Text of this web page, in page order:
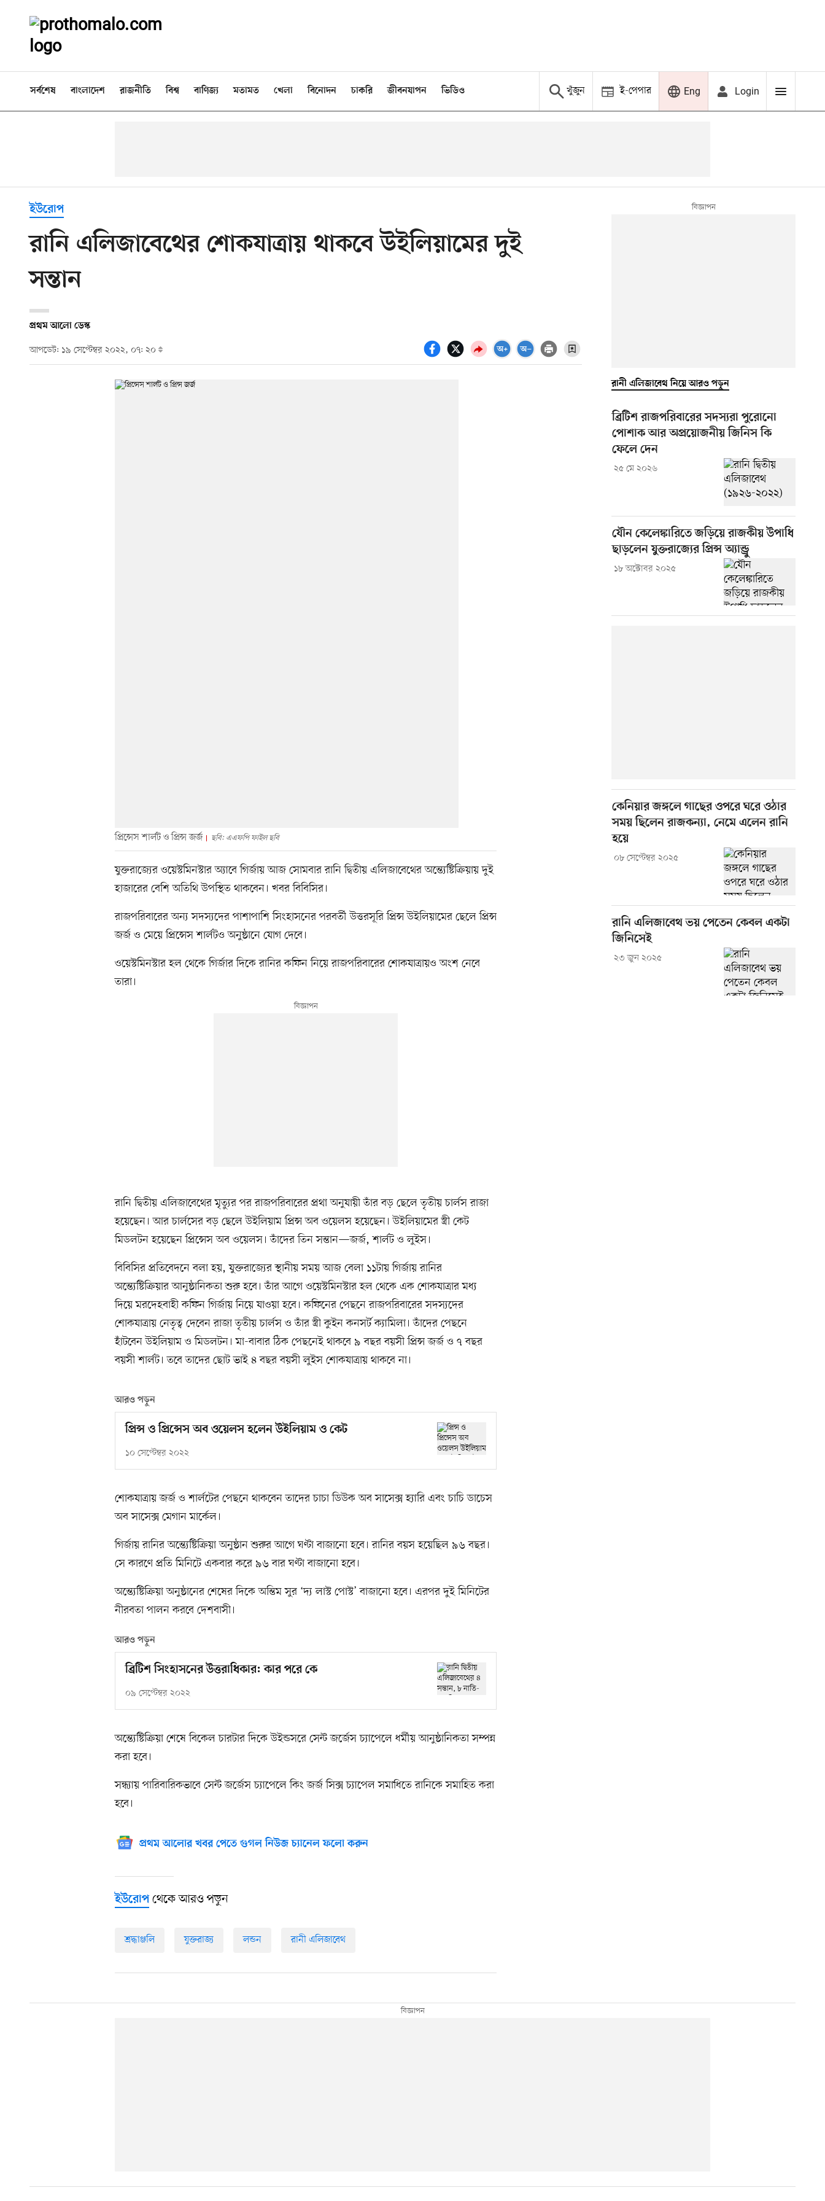
সর্বশেষ বাংলাদেশ রাজনীতি বিশ্ব বাণিজ্য মতামত খেলা বিনোদন চাকরি জীবনযাপন ভিডিও খুঁজুন ই-পেপার Eng Login
ইউরোপ
রানি এলিজাবেথের শোকযাত্রায় থাকবে উইলিয়ামের দুই
সন্তান
প্রথম আলো ডেস্ক
আপডেট: ১৯ সেপ্টেম্বর ২০২২, ০৭: ২০
প্রিন্সেস শার্লট ও প্রিন্স জর্জ ছবি: এএফপি ফাইল ছবি
যুক্তরাজ্যের ওয়েস্টমিনস্টার অ্যাবে গির্জায় আজ সোমবার রানি দ্বিতীয় এলিজাবেথের অন্ত্যেষ্টিক্রিয়ায় দুই
হাজারের বেশি অতিথি উপস্থিত থাকবেন। খবর বিবিসির।
রাজপরিবারের অন্য সদস্যদের পাশাপাশি সিংহাসনের পরবর্তী উত্তরসূরি প্রিন্স উইলিয়ামের ছেলে প্রিন্স
জর্জ ও মেয়ে প্রিন্সেস শার্লটও অনুষ্ঠানে যোগ দেবে।
ওয়েস্টমিনস্টার হল থেকে গির্জার দিকে রানির কফিন নিয়ে রাজপরিবারের শোকযাত্রায়ও অংশ নেবে
তারা।
রানি দ্বিতীয় এলিজাবেথের মৃত্যুর পর রাজপরিবারের প্রথা অনুযায়ী তাঁর বড় ছেলে তৃতীয় চার্লস রাজা
হয়েছেন। আর চার্লসের বড় ছেলে উইলিয়াম প্রিন্স অব ওয়েলস হয়েছেন। উইলিয়ামের স্ত্রী কেট
মিডলটন হয়েছেন প্রিন্সেস অব ওয়েলস। তাঁদের তিন সন্তান—জর্জ, শার্লট ও লুইস।
বিবিসির প্রতিবেদনে বলা হয়, যুক্তরাজ্যের স্থানীয় সময় আজ বেলা ১১টায় গির্জায় রানির
অন্ত্যেষ্টিক্রিয়ার আনুষ্ঠানিকতা শুরু হবে। তাঁর আগে ওয়েস্টমিনস্টার হল থেকে এক শোকযাত্রার মধ্য
দিয়ে মরদেহবাহী কফিন গির্জায় নিয়ে যাওয়া হবে। কফিনের পেছনে রাজপরিবারের সদস্যদের
শোকযাত্রায় নেতৃত্ব দেবেন রাজা তৃতীয় চার্লস ও তাঁর স্ত্রী কুইন কনসর্ট ক্যামিলা। তাঁদের পেছনে
হাঁটবেন উইলিয়াম ও মিডলটন। মা-বাবার ঠিক পেছনেই থাকবে ৯ বছর বয়সী প্রিন্স জর্জ ও ৭ বছর
বয়সী শার্লট। তবে তাদের ছোট ভাই ৪ বছর বয়সী লুইস শোকযাত্রায় থাকবে না।
আরও পড়ুন
প্রিন্স ও প্রিন্সেস অব ওয়েলস হলেন উইলিয়াম ও কেট
১০ সেপ্টেম্বর ২০২২
শোকযাত্রায় জর্জ ও শার্লটের পেছনে থাকবেন তাদের চাচা ডিউক অব সাসেক্স হ্যারি এবং চাচি ডাচেস
অব সাসেক্স মেগান মার্কেল।
গির্জায় রানির অন্ত্যেষ্টিক্রিয়া অনুষ্ঠান শুরুর আগে ঘণ্টা বাজানো হবে। রানির বয়স হয়েছিল ৯৬ বছর।
সে কারণে প্রতি মিনিটে একবার করে ৯৬ বার ঘণ্টা বাজানো হবে।
অন্ত্যেষ্টিক্রিয়া অনুষ্ঠানের শেষের দিকে অন্তিম সুর ‘দ্য লাস্ট পোস্ট’ বাজানো হবে। এরপর দুই মিনিটের
নীরবতা পালন করবে দেশবাসী।
আরও পড়ুন
ব্রিটিশ সিংহাসনের উত্তরাধিকার: কার পরে কে
০৯ সেপ্টেম্বর ২০২২
অন্ত্যেষ্টিক্রিয়া শেষে বিকেল চারটার দিকে উইন্ডসরে সেন্ট জর্জেস চ্যাপেলে ধর্মীয় আনুষ্ঠানিকতা সম্পন্ন
করা হবে।
সন্ধ্যায় পারিবারিকভাবে সেন্ট জর্জেস চ্যাপেলে কিং জর্জ সিক্স চ্যাপেল সমাধিতে রানিকে সমাহিত করা
হবে।
প্রথম আলোর খবর পেতে গুগল নিউজ চ্যানেল ফলো করুন
ইউরোপথেকে আরও পড়ুন
শ্রদ্ধাঞ্জলি যুক্তরাজ্য লন্ডন রানী এলিজাবেথ
রানী এলিজাবেথ নিয়ে আরও পড়ুন
ব্রিটিশ রাজপরিবারের সদস্যরা পুরোনো
পোশাক আর অপ্রয়োজনীয় জিনিস কি
ফেলে দেন
২৫ মে ২০২৬
যৌন কেলেঙ্কারিতে জড়িয়ে রাজকীয় উপাধি
ছাড়লেন যুক্তরাজ্যের প্রিন্স অ্যান্ড্রু
১৮ অক্টোবর ২০২৫
কেনিয়ার জঙ্গলে গাছের ওপরে ঘরে ওঠার
সময় ছিলেন রাজকন্যা, নেমে এলেন রানি
হয়ে
০৮ সেপ্টেম্বর ২০২৫
রানি এলিজাবেথ ভয় পেতেন কেবল একটা
জিনিসেই
২৩ জুন ২০২৫